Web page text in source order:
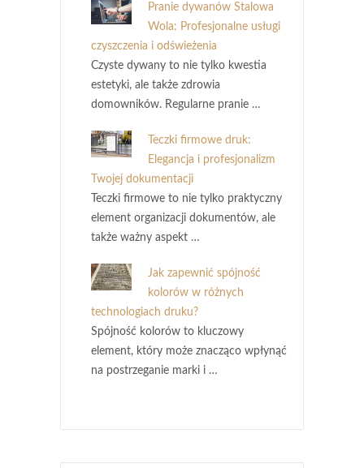
Pranie dywanów Stalowa
Wola: Profesjonalne usługi
czyszczenia i odświeżenia
Czyste dywany to nie tylko kwestia
estetyki, ale także zdrowia
domowników. Regularne pranie …
Teczki firmowe druk:
Elegancja i profesjonalizm
Twojej dokumentacji
Teczki firmowe to nie tylko praktyczny
element organizacji dokumentów, ale
także ważny aspekt …
Jak zapewnić spójność
kolorów w różnych
technologiach druku?
Spójność kolorów to kluczowy
element, który może znacząco wpłynąć
na postrzeganie marki i …